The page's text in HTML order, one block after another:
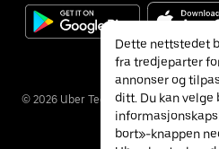
© 2026 Uber Technologies Inc.
Dette nettstedet
fra tredjeparter
annonser og
ditt. Du kan velge
bort»-knappen